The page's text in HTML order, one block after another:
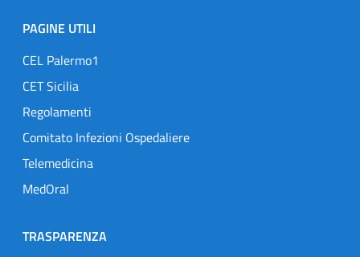
PAGINE UTILI
CEL Palermo1
CET Sicilia
Regolamenti
Comitato Infezioni Ospedaliere
Telemedicina
MedOral
TRASPARENZA